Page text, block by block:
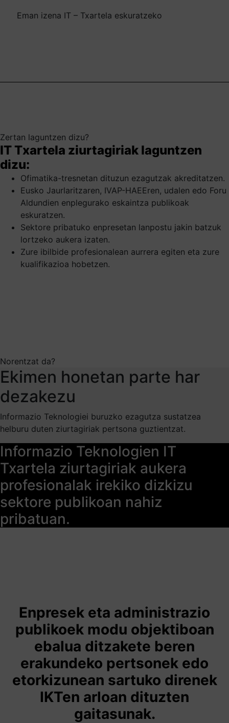
Eman izena IT – Txartela eskuratzeko
Zertan laguntzen dizu?
IT Txartela ziurtagiriak laguntzen
dizu:
Ofimatika-tresnetan dituzun ezagutzak akreditatzen.
Eusko Jaurlaritzaren, IVAP-HAEEren, udalen edo Foru
Aldundien enplegurako eskaintza publikoak
eskuratzen.
Sektore pribatuko enpresetan lanpostu jakin batzuk
lortzeko aukera izaten.
Zure ibilbide profesionalean aurrera egiten eta zure
kualifikazioa hobetzen.
Norentzat da?
Ekimen honetan parte har
dezakezu
Informazio Teknologiei buruzko ezagutza sustatzea
helburu duten ziurtagiriak pertsona guztientzat.
Informazio Teknologien IT
Txartela ziurtagiriak aukera
profesionalak irekiko dizkizu
sektore publikoan nahiz
pribatuan.
Enpresek eta administrazio
publikoek modu objektiboan
ebalua ditzakete beren
erakundeko pertsonek edo
etorkizunean sartuko direnek
IKTen arloan dituzten
gaitasunak.